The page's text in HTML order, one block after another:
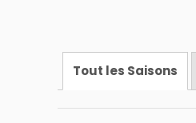
Tout les Saisons